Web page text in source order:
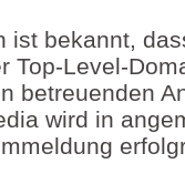
ist bekannt,
Top-Level-
betreuenden
wird in